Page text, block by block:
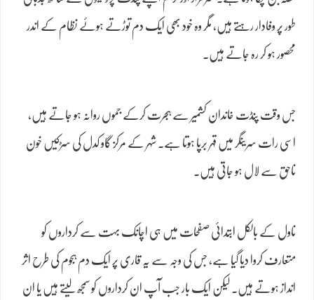
طور پر وفادار رہتے ہیں، مگر وہ خود بھی ایک دم توڑتے ہوئے نظام کے اندر
محصور ہو کر رہ جاتے ہیں۔
جس وقت پنڈت خاندان کشمیر سے ہجرت کرکے جموں روانہ ہو جاتے ہیں،
اسی رات سرینگر میں قہر برپا ہوتا ہے۔ شہر کے مرکز گاو کدل کی سڑکیں خون
ناحق سے لال ہو جاتی ہیں۔
ناول کے بالکل ابتدائی صفحات میں ہی اچانک بہت سے کرداروں کو
متعارف کروا دیا گیا ہے، جس کی وجہ سے یہ قاری پر ایک دم ہجوم کی طرح اثر
انداز ہوتے ہیں۔ لیکن ایک بار جب آپ ان کرداروں کو سمجھ لیتے ہیں یا ان